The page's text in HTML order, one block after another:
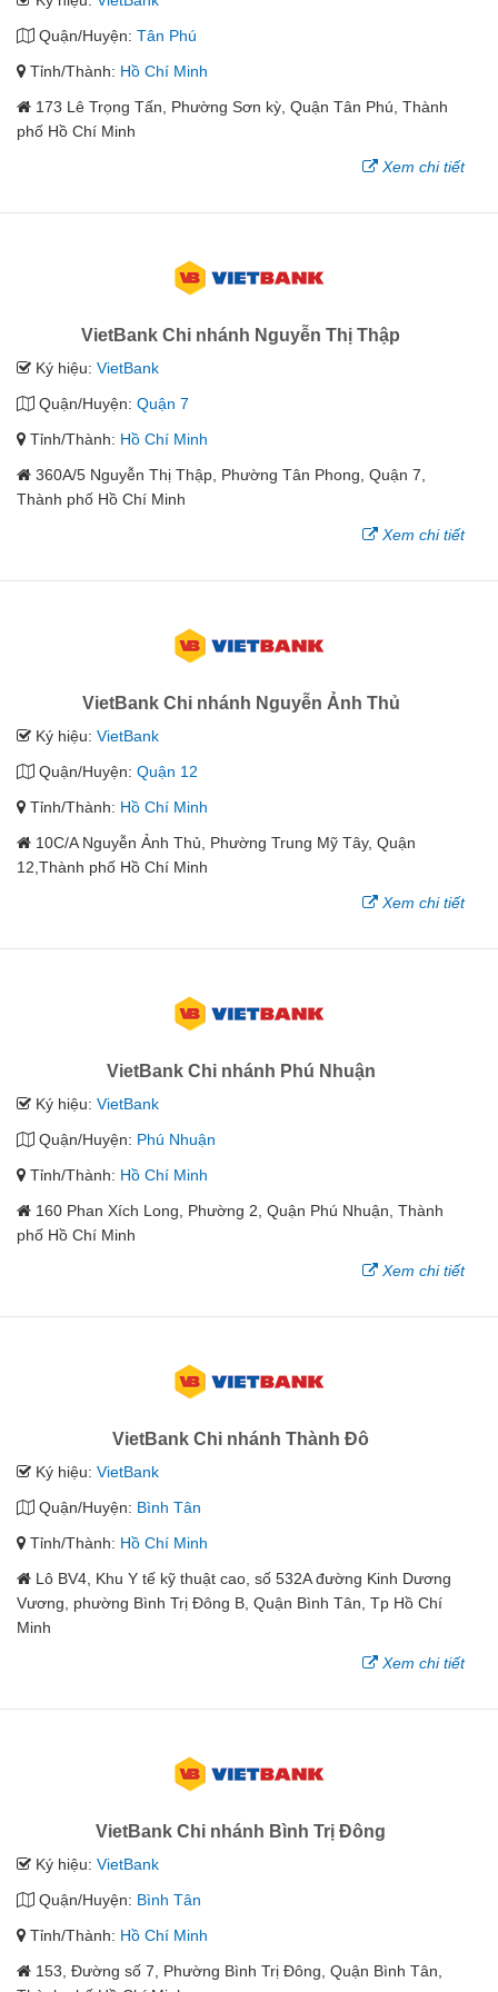
Quận/Huyện: Tân Phú
Tỉnh/Thành: Hồ Chí Minh
173 Lê Trọng Tấn, Phường Sơn kỳ, Quận Tân Phú, Thành
phố Hồ Chí Minh
Xem chi tiết
VietBank Chi nhánh Nguyễn Thị Thập
Ký hiệu: VietBank
Quận/Huyện: Quận 7
Tỉnh/Thành: Hồ Chí Minh
360A/5 Nguyễn Thị Thập, Phường Tân Phong, Quận 7,
Thành phố Hồ Chí Minh
Xem chi tiết
VietBank Chi nhánh Nguyễn Ảnh Thủ
Ký hiệu: VietBank
Quận/Huyện: Quận 12
Tỉnh/Thành: Hồ Chí Minh
10C/A Nguyễn Ảnh Thủ, Phường Trung Mỹ Tây, Quận
12,Thành phố Hồ Chí Minh
Xem chi tiết
VietBank Chi nhánh Phú Nhuận
Ký hiệu: VietBank
Quận/Huyện: Phú Nhuận
Tỉnh/Thành: Hồ Chí Minh
160 Phan Xích Long, Phường 2, Quận Phú Nhuận, Thành
phố Hồ Chí Minh
Xem chi tiết
VietBank Chi nhánh Thành Đô
Ký hiệu: VietBank
Quận/Huyện: Bình Tân
Tỉnh/Thành: Hồ Chí Minh
Lô BV4, Khu Y tế kỹ thuật cao, số 532A đường Kinh Dương
Vương, phường Bình Trị Đông B, Quận Bình Tân, Tp Hồ Chí
Minh
Xem chi tiết
VietBank Chi nhánh Bình Trị Đông
Ký hiệu: VietBank
Quận/Huyện: Bình Tân
Tỉnh/Thành: Hồ Chí Minh
153, Đường số 7, Phường Bình Trị Đông, Quận Bình Tân,